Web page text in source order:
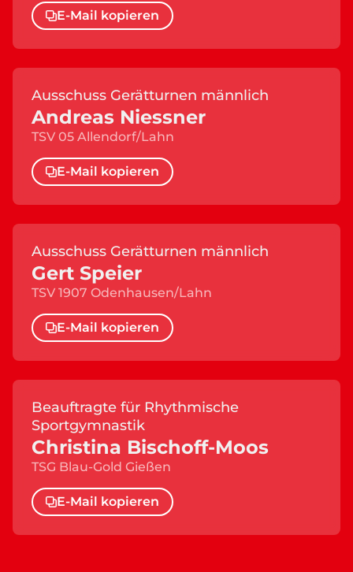
E-Mail kopieren
Ausschuss Gerätturnen männlich
Andreas Niessner
TSV 05 Allendorf/Lahn
E-Mail kopieren
Ausschuss Gerätturnen männlich
Gert Speier
TSV 1907 Odenhausen/Lahn
E-Mail kopieren
Beauftragte für Rhythmische
Sportgymnastik
Christina Bischoff-Moos
TSG Blau-Gold Gießen
E-Mail kopieren